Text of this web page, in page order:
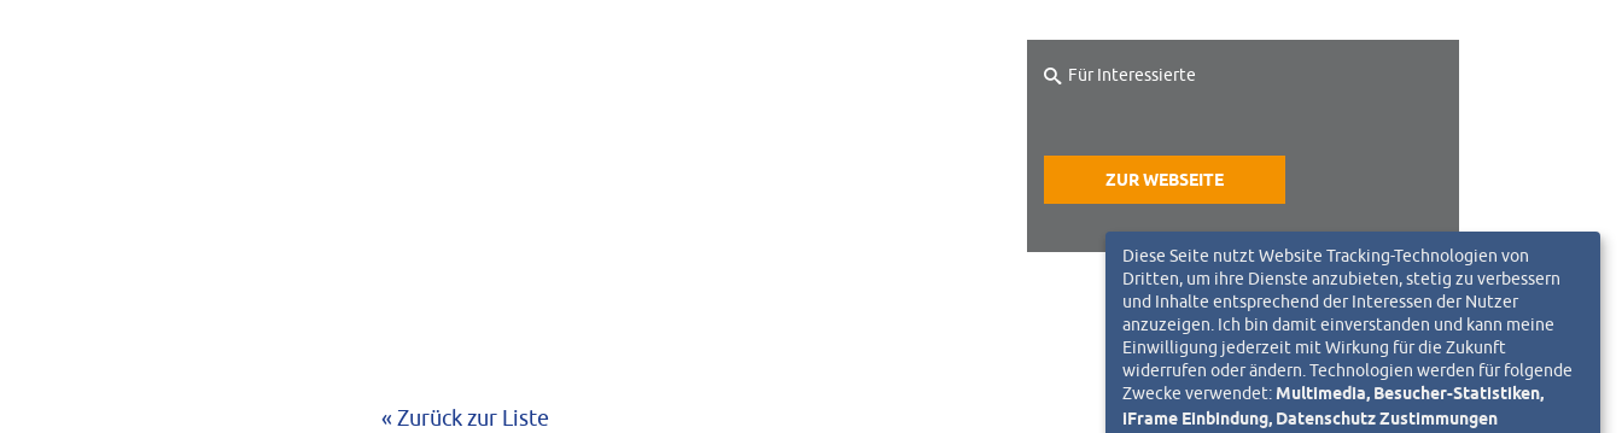
Für Interessierte
ZUR WEBSEITE
« Zurück zur Liste
Diese Seite nutzt Website Tracking-Technologien von
Dritten, um ihre Dienste anzubieten, stetig zu verbessern
und Inhalte entsprechend der Interessen der Nutzer
anzuzeigen. Ich bin damit einverstanden und kann meine
Einwilligung jederzeit mit Wirkung für die Zukunft
widerrufen oder ändern. Technologien werden für folgende
Zwecke verwendet:Multimedia, Besucher-Statistiken,
iFrame Einbindung, Datenschutz Zustimmungen